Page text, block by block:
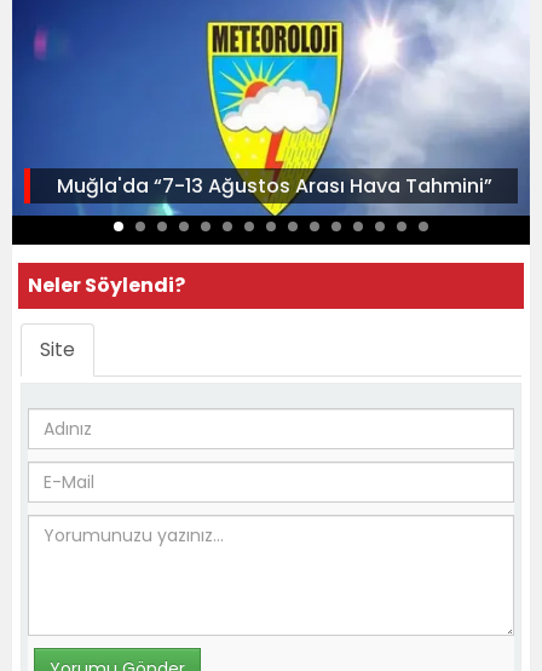
Muğla'da “7-13 Ağustos Arası Hava Tahmini”
Neler Söylendi?
Site